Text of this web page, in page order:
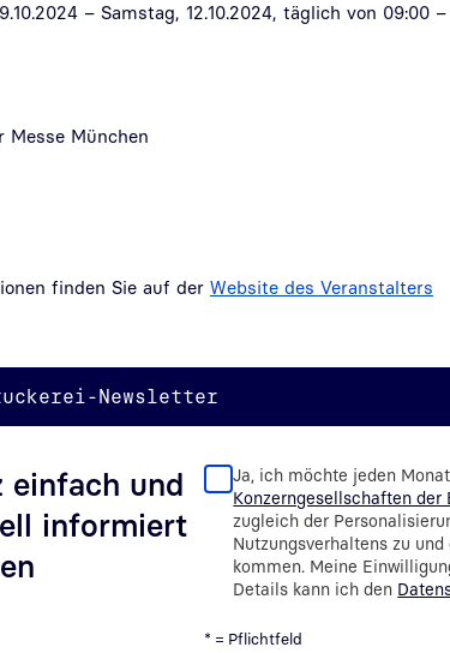
– Samstag, 12.10.2024, täglich von 09:00
Messe München
finden Sie auf der Website des Veranstalters
Newsletter
einfach und
informiert
Ja, ich möchte jeden
Konzerngesellschaften der
zugleich der
Nutzungsverhaltens zu
kommen. Meine
Details kann ich den
* = Pflichtfeld